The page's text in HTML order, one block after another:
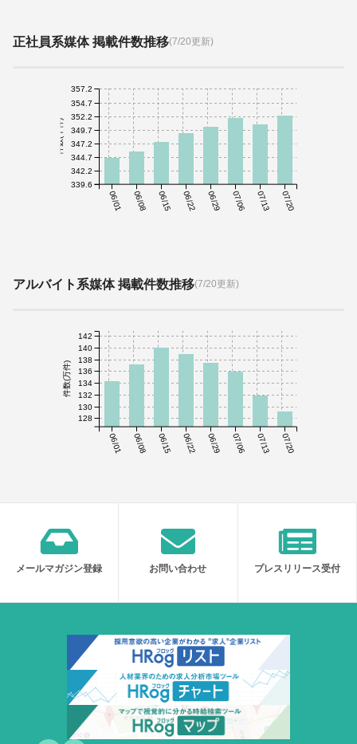
正社員系媒体 掲載件数推移(7/20更新)
06/01 06/08 06/15 06/22 06/29 07/06 07/13 07/20
件数(千件)
339.6
342.2
344.7
347.2
349.7
352.2
354.7
357.2
アルバイト系媒体 掲載件数推移(7/20更新)
06/01 06/08 06/15 06/22 06/29 07/06 07/13 07/20
件数(万件)
128
130
132
134
136
138
140
142
メールマガジン登録 お問い合わせ プレスリリース受付